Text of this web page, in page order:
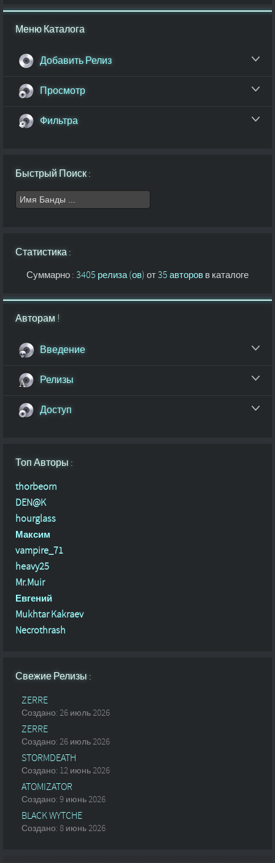
Меню Каталога
Добавить Релиз
Просмотр
Фильтра
Быстрый Поиск :
Статистика :
Суммарно : 3405 релиза (ов) от35 авторов в каталоге
Авторам !
Введение
Релизы
Доступ
Топ Авторы :
thorbeorn
DEN@K
hourglass
Максим
vampire_71
heavy25
Mr.Muir
Евгений
Mukhtar Kakraev
Necrothrash
Свежие Релизы :
ZERRE
Создано: 26 июль 2026
ZERRE
Создано: 26 июль 2026
STORMDEATH
Создано: 12 июнь 2026
ATOMIZATOR
Создано: 9 июнь 2026
BLACK WYTCHE
Создано: 8 июнь 2026